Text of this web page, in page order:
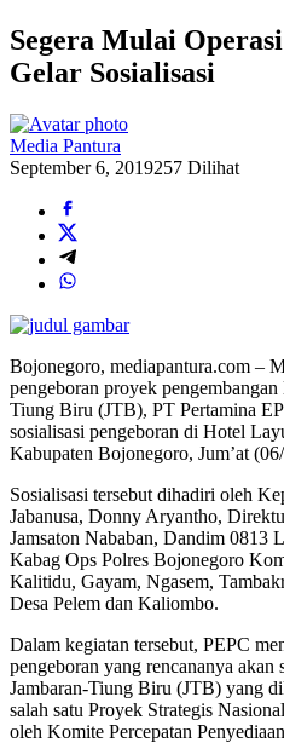
Segera Mulai
Gelar Sosialisasi
Media Pantura
September 6, 2019257 Dilihat
Bojonegoro, mediapantura.com –
pengeboran proyek
Tiung Biru (JTB), PT Pertamina
sosialisasi pengeboran di Hotel
Kabupaten Bojonegoro, Jum’at
Sosialisasi tersebut dihadiri oleh
Jabanusa, Donny Aryantho,
Jamsaton Nababan, Dandim 0813
Kabag Ops Polres Bojonegoro
Kalitidu, Gayam, Ngasem,
Desa Pelem dan Kaliombo.
Dalam kegiatan tersebut, PEPC
pengeboran yang rencananya akan
Jambaran-Tiung Biru (JTB) yang
salah satu Proyek Strategis
oleh Komite Percepatan